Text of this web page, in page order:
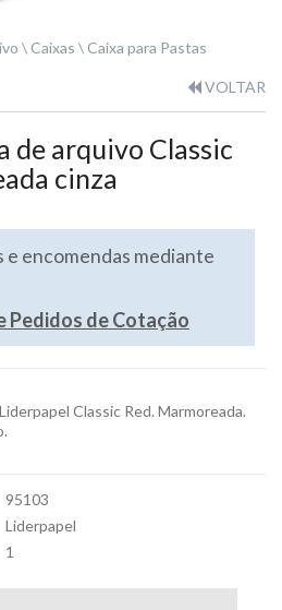
Caixas Caixa para Pastas
VOLTAR
de arquivo Classic
cinza
e encomendas mediante
Pedidos de Cotação
Classic Red. Marmoreada.
95103
Liderpapel
1